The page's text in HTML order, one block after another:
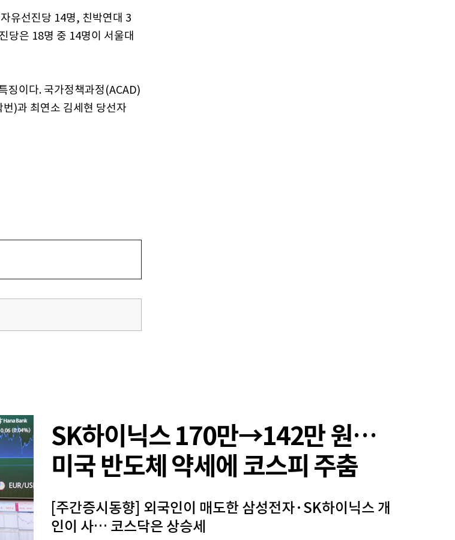
유선진당 14명, 친박연대 3
당은 18명 중 14명이 서울대
징이다. 국가정책과정(ACAD)
)과 최연소 김세현 당선자
SK하이닉스 170만→142만 원…
미국 반도체 약세에 코스피 주춤
[주간증시동향] 외국인이 매도한 삼성전자·SK하이닉스 개
인이 사… 코스닥은 상승세